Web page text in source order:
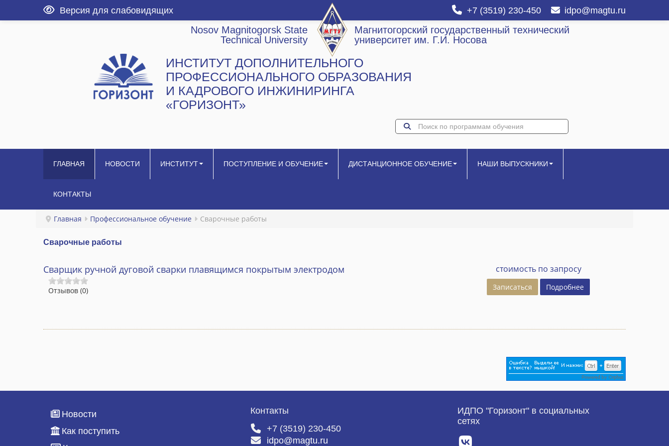
Версия для слабовидящих
Магнитогорский государственный технический
университет им. Г.И. Носова
Nosov Magnitogorsk State
Technical University
+7 (3519) 230-450 idpo@magtu.ru
ИНСТИТУТ ДОПОЛНИТЕЛЬНОГО
ПРОФЕССИОНАЛЬНОГО ОБРАЗОВАНИЯ
И КАДРОВОГО ИНЖИНИРИНГА
«ГОРИЗОНТ»
ГЛАВНАЯ НОВОСТИ ИНСТИТУТ ПОСТУПЛЕНИЕ И ОБУЧЕНИЕ ДИСТАНЦИОННОЕ ОБУЧЕНИЕ НАШИ ВЫПУСКНИКИ
КОНТАКТЫ
Главная Профессиональное обучение Сварочные работы
Сварочные работы
Сварщик ручной дуговой сварки плавящимся покрытым электродом
Отзывов (0)
стоимость по запросу
Записаться Подробнее
Новости
Как поступить
Контакты
+7 (3519) 230-450
idpo@magtu.ru
ИДПО "Горизонт" в социальных
сетях